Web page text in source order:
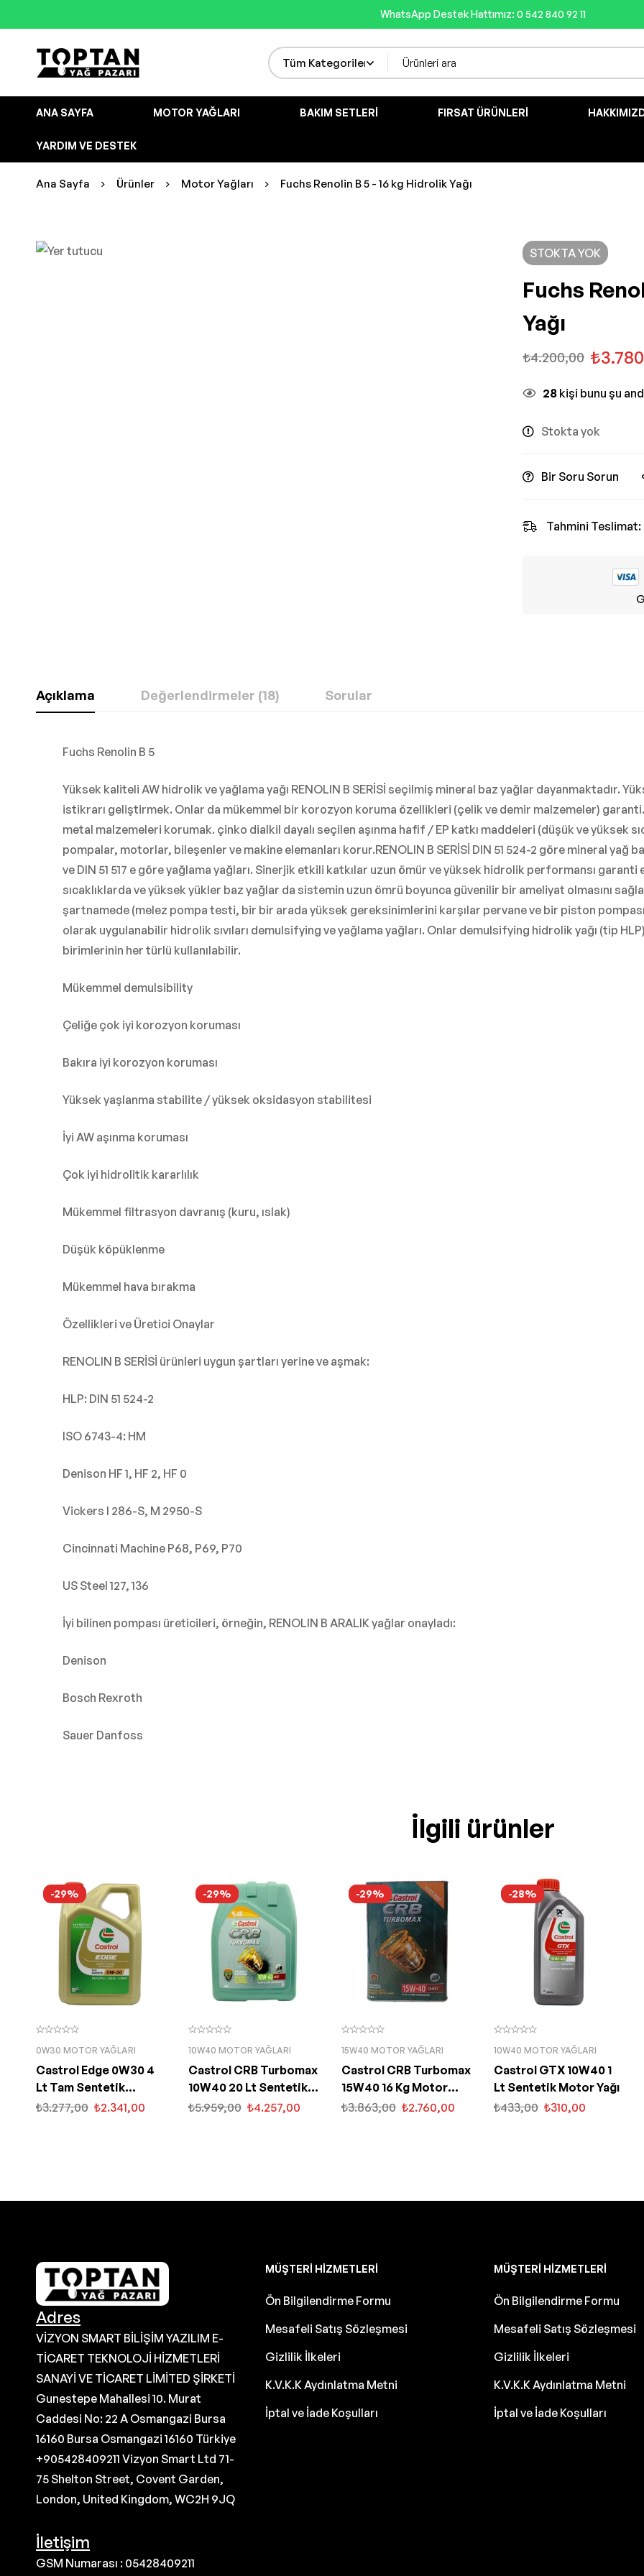
WhatsApp Destek Hattımız: 0 542 840 92 11
ANA SAYFA MOTOR YAĞLARI BAKIM SETLERI FIRSAT ÜRÜNLERI
YARDIM VE DESTEK
Ana Sayfa Ürünler Motor Yağları Fuchs Renolin B 5 - 16 kg Hidrolik Yağı
STOKTA YOK
Fuchs
Yağı
₺4.200,00 ₺
28 kişi bunu şu
Stokta yok
Bir Soru Sorun
Tahmini Teslimat:
Açıklama Değerlendirmeler (18) Sorular
Fuchs Renolin B 5
Yüksek kaliteli AW hidrolik ve yağlama yağı RENOLIN B SERİSİ seçilmiş mineral baz yağlar dayanmaktadır.
istikrarı geliştirmek. Onlar da mükemmel bir korozyon koruma özellikleri (çelik ve demir malzemeler)
metal malzemeleri korumak. çinko dialkil dayalı seçilen aşınma hafif / EP katkı maddeleri (düşük ve yüksek
pompalar, motorlar, bileşenler ve makine elemanları korur.RENOLIN B SERİSİ DIN 51 524-2 göre mineral yağ
ve DIN 51 517 e göre yağlama yağları. Sinerjik etkili katkılar uzun ömür ve yüksek hidrolik performansı
sıcaklıklarda ve yüksek yükler baz yağlar da sistemin uzun ömrü boyunca güvenilir bir ameliyat olmasını
şartnamede (melez pompa testi, bir bir arada yüksek gereksinimlerini karşılar pervane ve bir piston
olarak uygulanabilir hidrolik sıvıları demulsifying ve yağlama yağları. Onlar demulsifying hidrolik yağı (tip
birimlerinin her türlü kullanılabilir.
Mükemmel demulsibility
Çeliğe çok iyi korozyon koruması
Bakıra iyi korozyon koruması
Yüksek yaşlanma stabilite / yüksek oksidasyon stabilitesi
İyi AW aşınma koruması
Çok iyi hidrolitik kararlılık
Mükemmel filtrasyon davranış (kuru, ıslak)
Düşük köpüklenme
Mükemmel hava bırakma
Özellikleri ve Üretici Onaylar
RENOLIN B SERİSİ ürünleri uygun şartları yerine ve aşmak:
HLP: DIN 51 524-2
ISO 6743-4: HM
Denison HF 1, HF 2, HF 0
Vickers I 286-S, M 2950-S
Cincinnati Machine P68, P69, P70
US Steel 127, 136
İyi bilinen pompası üreticileri, örneğin, RENOLIN B ARALIK yağlar onayladı:
Denison
Bosch Rexroth
Sauer Danfoss
İlgili ürünler
-29%
0W30 MOTOR YAĞLARI
Castrol Edge 0W30 4
Lt Tam Sentetik
Partiküllü Motor Yağı
₺3.277,00 ₺2.341,00
-29%
10W40 MOTOR YAĞLARI
Castrol CRB Turbomax
10W40 20 Lt Sentetik
Motor Yağı
₺5.959,00 ₺4.257,00
-29%
15W40 MOTOR YAĞLARI
Castrol CRB Turbomax
15W40 16 Kg Motor
Yağı
₺3.863,00 ₺2.760,00
-28%
10W40 MOTOR YAĞLARI
Castrol GTX 10W40 1
Lt Sentetik Motor Yağı
₺433,00 ₺310,00
Adres
VİZYON SMART BİLİŞİM YAZILIM E-
TİCARET TEKNOLOJİ HİZMETLERİ
SANAYİ VE TİCARET LİMİTED ŞİRKETİ
Gunestepe Mahallesi 10. Murat
Caddesi No: 22 A Osmangazi Bursa
16160 Bursa Osmangazi 16160 Türkiye
+905428409211 Vizyon Smart Ltd 71-
75 Shelton Street, Covent Garden,
London, United Kingdom, WC2H 9JQ
İletişim
GSM Numarası : 05428409211
MÜŞTERI HIZMETLERI
Ön Bilgilendirme Formu
Mesafeli Satış Sözleşmesi
Gizlilik İlkeleri
K.V.K.K Aydınlatma Metni
İptal ve İade Koşulları
MÜŞTERI HIZMETLERI
Ön Bilgilendirme Formu
Mesafeli Satış Sözleşmesi
Gizlilik İlkeleri
K.V.K.K Aydınlatma Metni
İptal ve İade Koşulları